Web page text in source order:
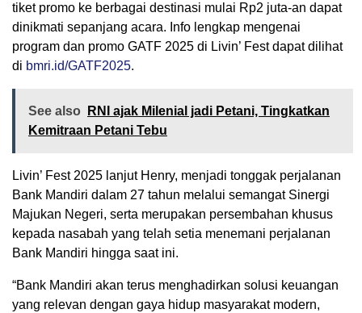
tiket promo ke berbagai destinasi mulai Rp2 juta-an dapat
dinikmati sepanjang acara. Info lengkap mengenai
program dan promo GATF 2025 di Livin’ Fest dapat dilihat
di bmri.id/GATF2025.
See also
RNI ajak Milenial jadi Petani, Tingkatkan
Kemitraan Petani Tebu
Livin’ Fest 2025 lanjut Henry, menjadi tonggak perjalanan
Bank Mandiri dalam 27 tahun melalui semangat Sinergi
Majukan Negeri, serta merupakan persembahan khusus
kepada nasabah yang telah setia menemani perjalanan
Bank Mandiri hingga saat ini.
“Bank Mandiri akan terus menghadirkan solusi keuangan
yang relevan dengan gaya hidup masyarakat modern,